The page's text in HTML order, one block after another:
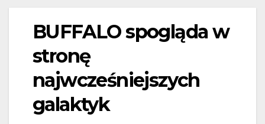
BUFFALO spogląda w
stronę
najwcześniejszych
galaktyk